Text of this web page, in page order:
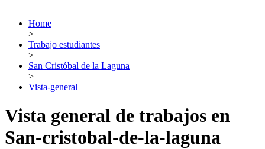
Home
>
Trabajo estudiantes
>
San Cristóbal de la Laguna
>
Vista-general
Vista general de trabajos en
San-cristobal-de-la-laguna